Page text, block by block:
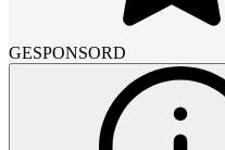
GESPONSORD